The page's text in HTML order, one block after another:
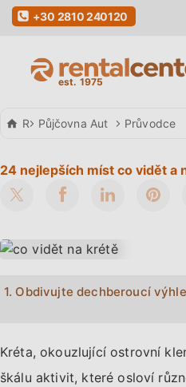
+30 2810 240120
Rental Center Crete
Půjčovna Aut Průvodce
24 nejlepších míst co vidět a
1. Obdivujte dechberoucí
Kréta, okouzlující ostrovní
škálu aktivit, které osloví